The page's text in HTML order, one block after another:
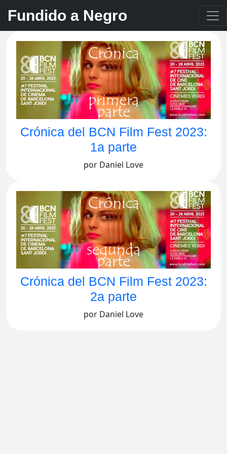
Fundido a Negro
Crónica del BCN Film Fest 2023:
1a parte
por Daniel Love
Crónica del BCN Film Fest 2023:
2a parte
por Daniel Love